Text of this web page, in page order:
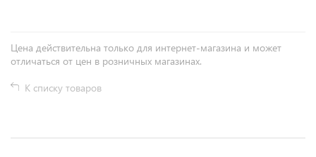
Цена действительна только для интернет-магазина и может
отличаться от цен в розничных магазинах.
К списку товаров